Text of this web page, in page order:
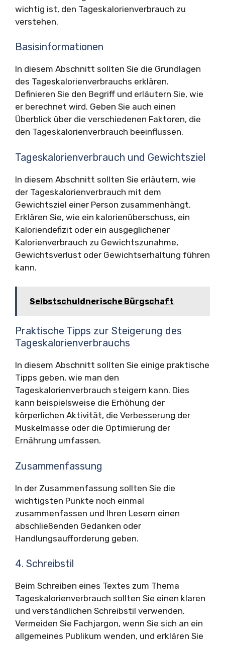
wichtig ist, den Tageskalorienverbrauch zu
verstehen.
Basisinformationen
In diesem Abschnitt sollten Sie die Grundlagen
des Tageskalorienverbrauchs erklären.
Definieren Sie den Begriff und erläutern Sie, wie
er berechnet wird. Geben Sie auch einen
Überblick über die verschiedenen Faktoren, die
den Tageskalorienverbrauch beeinflussen.
Tageskalorienverbrauch und Gewichtsziel
In diesem Abschnitt sollten Sie erläutern, wie
der Tageskalorienverbrauch mit dem
Gewichtsziel einer Person zusammenhängt.
Erklären Sie, wie ein kalorienüberschuss, ein
Kaloriendefizit oder ein ausgeglichener
Kalorienverbrauch zu Gewichtszunahme,
Gewichtsverlust oder Gewichtserhaltung führen
kann.
Selbstschuldnerische Bürgschaft
Praktische Tipps zur Steigerung des
Tageskalorienverbrauchs
In diesem Abschnitt sollten Sie einige praktische
Tipps geben, wie man den
Tageskalorienverbrauch steigern kann. Dies
kann beispielsweise die Erhöhung der
körperlichen Aktivität, die Verbesserung der
Muskelmasse oder die Optimierung der
Ernährung umfassen.
Zusammenfassung
In der Zusammenfassung sollten Sie die
wichtigsten Punkte noch einmal
zusammenfassen und Ihren Lesern einen
abschließenden Gedanken oder
Handlungsaufforderung geben.
4. Schreibstil
Beim Schreiben eines Textes zum Thema
Tageskalorienverbrauch sollten Sie einen klaren
und verständlichen Schreibstil verwenden.
Vermeiden Sie Fachjargon, wenn Sie sich an ein
allgemeines Publikum wenden, und erklären Sie